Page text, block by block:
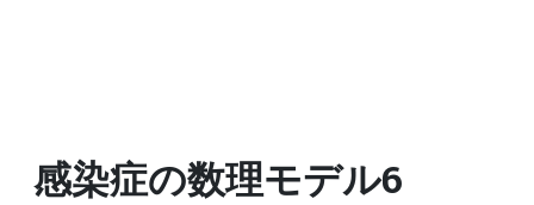
感染症の数理モデル6